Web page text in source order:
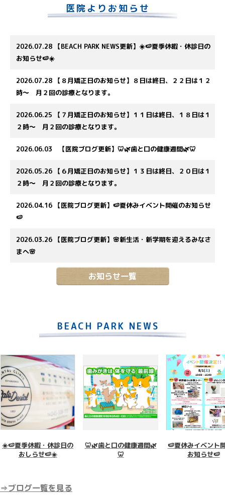
医院よりお知らせ
2026.07.28 【BEACH PARK NEWS更新】☀️🍉夏季休暇・休診日の
お知らせ🍉☀️
2026.07.28 【８月矯正日のお知らせ】８日は終日、２２日は１２
時～ 月２回の診療となります。
2026.06.25 【７月矯正日のお知らせ】１１日は終日、１８日は１
２時～ 月２回の診療となります。
2026.06.03 【医院ブログ更新】🦷🌿歯と口の健康週間🌿🦷
2026.05.26 【６月矯正日のお知らせ】１３日は終日、２０日は１
２時～ 月２回の診療となります。
2026.04.16 【医院ブログ更新】🍉夏休みイベント開催のお知らせ
🍉
2026.03.26 【医院ブログ更新】🌸新生活・新学期を迎えるみなさ
まへ🌸
お知らせ一覧
BEACH PARK NEWS
🦷🌿歯と口の健康週間🌿
🦷
🍉夏休みイベント開催の
お知らせ🍉
🌸新生活・新学期
るみなさまへ
⇒ブログ一覧を見る